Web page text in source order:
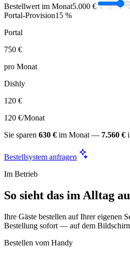
Bestellwert im Monat5.000 €
Portal-Provision15 %
Portal
750 €
pro Monat
Dishly
120 €
120 €/Monat
Sie sparen 630 € im Monat — 7.560 €
Bestellsystem anfragen
Im Betrieb
So sieht das im Alltag
Ihre Gäste bestellen auf Ihrer eigenen
Bestellung sofort — auf dem
Bestellen vom Handy